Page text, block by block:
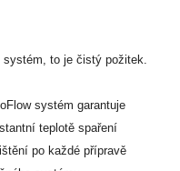
to je čistý požitek.
systém garantuje
teplotě spaření
po každé přípravě